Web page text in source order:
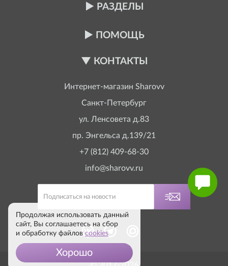
РАЗДЕЛЫ
ПОМОЩЬ
КОНТАКТЫ
Интернет-магазин Sharovv
Санкт-Петербург
ул. Ленсовета д.83
пр. Энгельса д.139/21
+7 (812) 409-68-30
info@sharovv.ru
Продолжая использовать данный
сайт, Вы соглашаетесь на сбор
и обработку файлов cookies
Хорошо